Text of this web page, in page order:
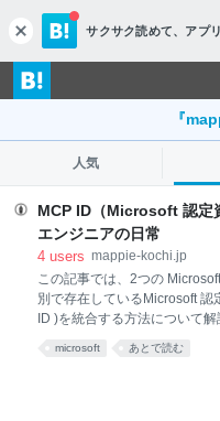
c
l
o
s
サクサク読めて、 アプ
『
人気
MCP ID（Microsoft 認定
エンジニアの日常
4 users mappie-kochi.jp
この記事では、2つの
別で存在しているMicrosoft 認
ID )を統合する方法について
Certifications Program (MCP:
得するにあたって、まず皆さ
microsoft あとで読む